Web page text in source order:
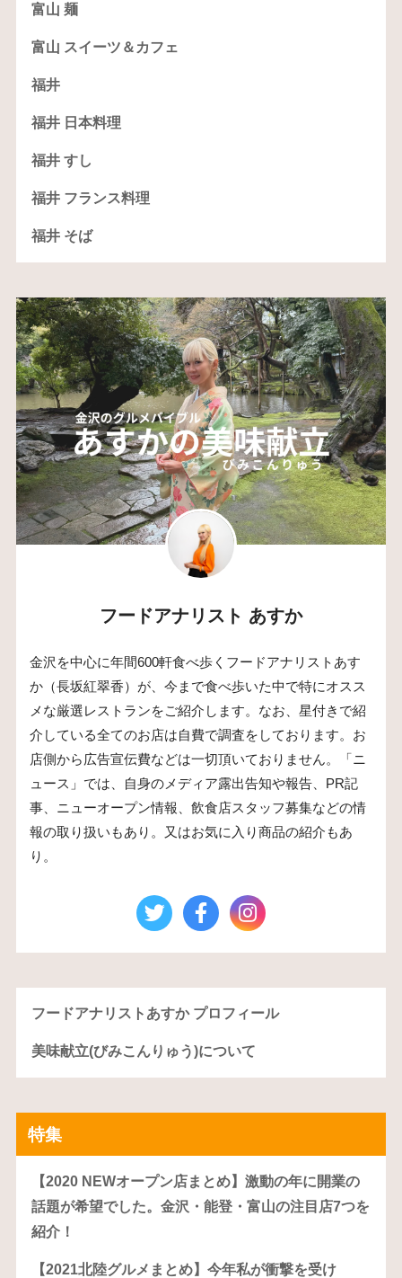
富山 麺
富山 スイーツ＆カフェ
福井
福井 日本料理
福井 すし
福井 フランス料理
福井 そば
フードアナリスト あすか
金沢を中心に年間600軒食べ歩くフードアナリストあす
か（長坂紅翠香）が、今まで食べ歩いた中で特にオスス
メな厳選レストランをご紹介します。なお、星付きで紹
介している全てのお店は自費で調査をしております。お
店側から広告宣伝費などは一切頂いておりません。「ニ
ュース」では、自身のメディア露出告知や報告、PR記
事、ニューオープン情報、飲食店スタッフ募集などの情
報の取り扱いもあり。又はお気に入り商品の紹介もあ
り。
フードアナリストあすか プロフィール
美味献立(びみこんりゅう)について
特集
【2020 NEWオープン店まとめ】激動の年に開業の
話題が希望でした。金沢・能登・富山の注目店7つを
紹介！
【2021北陸グルメまとめ】今年私が衝撃を受け